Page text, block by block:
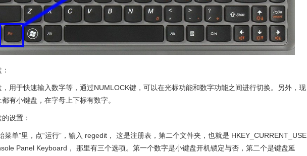
，用于快速输入数字等，通过NUMLOCK键，可以在光标功能和数字功能之间进行切换。另外，现
有小键盘，在字母上下标有数字。
设置：
菜单”里，点“运行”，输入 regedit， 这是注册表，第二个文件夹，也就是 HKEY_CURRENT_USE
Panel Keyboard， 那里有三个选项。第一个数字是小键盘开机锁定与否，第二个是键盘延